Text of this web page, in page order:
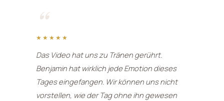
“
★★★★★
Das Video hat uns zu Tränen gerührt.
Benjamin hat wirklich jede Emotion dieses
Tages eingefangen. Wir können uns nicht
vorstellen, wie der Tag ohne ihn gewesen